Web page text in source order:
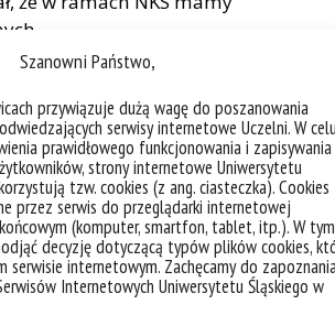
Szanowni Państwo,
przywiązuje dużą wagę do poszanowania
serwisy internetowe Uczelni. W
prawidłowego funkcjonowania i zapisywania
strony internetowe Uniwersytetu
tzw. cookies (z ang. ciasteczka).
przez serwis do przeglądarki internetowej
(komputer, smartfon, tablet, itp.). W tym
decyzję dotyczącą typów plików cookies,
serwisie internetowym. Zachęcamy do
Internetowych Uniwersytetu Śląskiego w
, czyli przyjrzenie się
czerpać szczególnie?
który reprezentują
należy m.in. Polska.
i łączenie ze sobą
w systemie
programowy, układający
przygotowuje program